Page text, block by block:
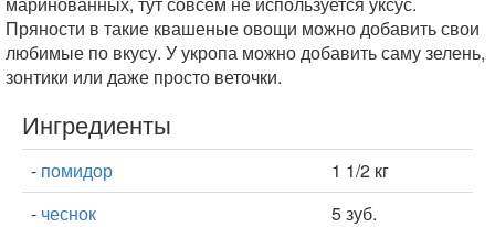
Пряности в такие квашеные овощи можно добавить свои
любимые по вкусу. У укропа можно добавить саму зелень,
зонтики или даже просто веточки.
Ингредиенты
- помидор
1 1/2 кг
- чеснок
5 зуб.